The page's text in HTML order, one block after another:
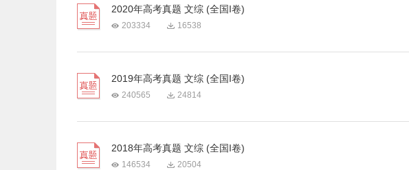
2020年高考真题 文综 (全国I卷)
203334 16538
2019年高考真题 文综 (全国I卷)
240565 24814
2018年高考真题 文综 (全国I卷)
146534 20504